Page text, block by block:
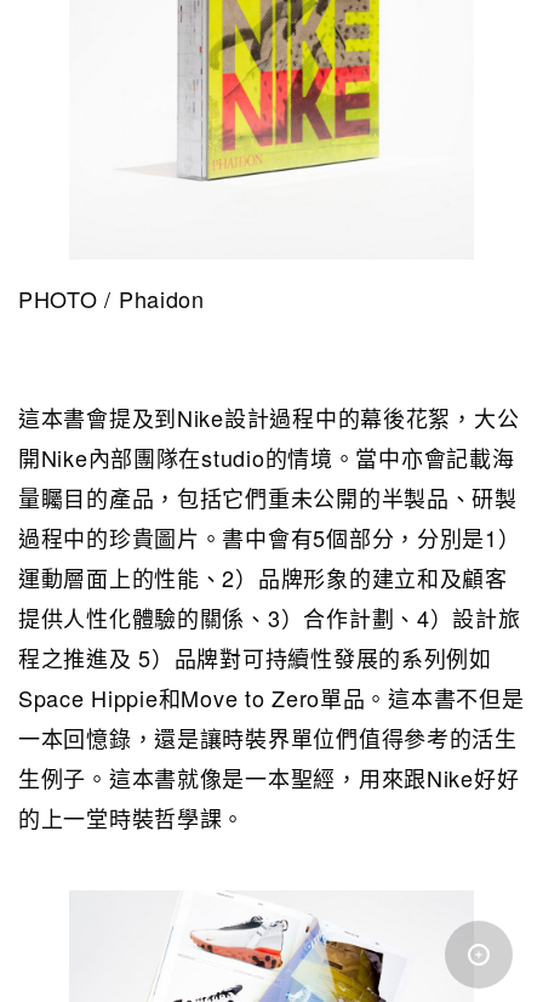
PHOTO / Phaidon
這本書會提及到Nike設計過程中的幕後花絮，大公
開Nike內部團隊在studio的情境。當中亦會記載海
量矚目的產品，包括它們重未公開的半製品、研製
過程中的珍貴圖片。書中會有5個部分，分別是1）
運動層面上的性能、2）品牌形象的建立和及顧客
提供人性化體驗的關係、3）合作計劃、4）設計旅
程之推進及 5）品牌對可持續性發展的系列例如
Space Hippie和Move to Zero單品。這本書不但是
一本回憶錄，還是讓時裝界單位們值得參考的活生
生例子。這本書就像是一本聖經，用來跟Nike好好
的上一堂時裝哲學課。